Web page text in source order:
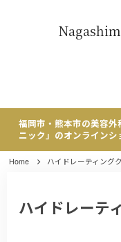
福岡市・熊本市の美容
ニック」のオンラインシ
Home ハイドレーティング
ハイドレーテ